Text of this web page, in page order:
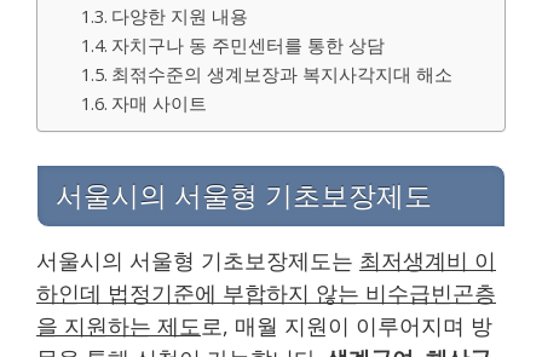
다양한 지원 내용
자치구나 동 주민센터를 통한 상담
최젂수준의 생계보장과 복지사각지대 해소
자매 사이트
서울시의 서울형 기초보장제도
서울시의 서울형 기초보장제도는 최저생계비 이
하인데 법정기준에 부합하지 않는 비수급빈곤층
을 지원하는 제도로, 매월 지원이 이루어지며 방